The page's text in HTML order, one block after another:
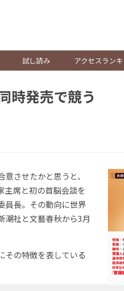
試し読み アクセスラン
時発売で競う
させたかと思うと、
主席と初の首脳会談を
員長。その動向に世界
潮社と文藝春秋から3月
その特徴を表している